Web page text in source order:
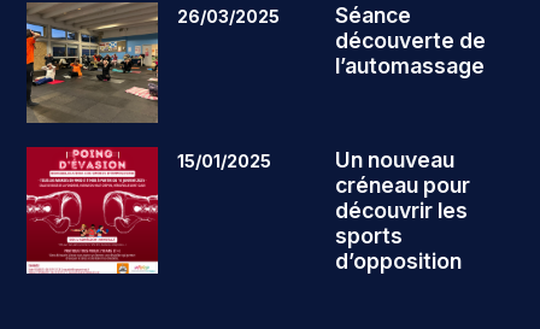
26/03/2025
Séance
découverte de
l’automassage
15/01/2025
Un nouveau
créneau pour
découvrir les
sports
d’opposition